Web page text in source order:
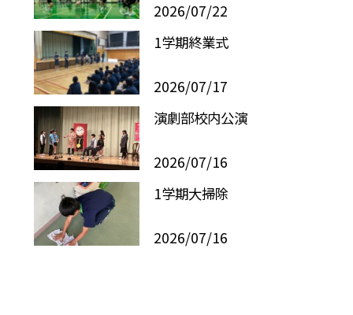
2026/07/22
1学期終業式
2026/07/17
演劇部校内公演
2026/07/16
1学期大掃除
2026/07/16